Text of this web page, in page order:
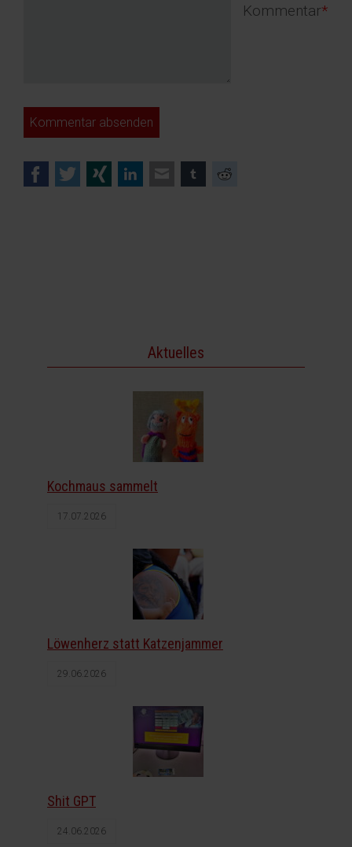
Pflichtfeld
Kommentar*
Kommentar absenden
FacebookTwitterXing LinkedInE-mail tumblr
Aktuelles
Kochmaus sammelt
17.07.2026
Löwenherz statt Katzenjammer
29.06.2026
Shit GPT
24.06.2026